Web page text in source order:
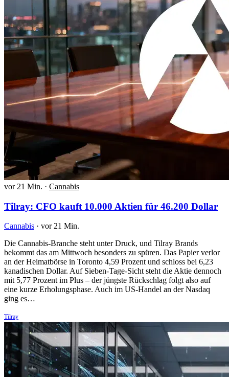
vor 21 Min. · Cannabis
Tilray: CFO kauft 10.000 Aktien für 46.200 Dollar
Cannabis · vor 21 Min.
Die Cannabis-Branche steht unter Druck, und Tilray Brands
bekommt das am Mittwoch besonders zu spüren. Das Papier verlor
an der Heimatbörse in Toronto 4,59 Prozent und schloss bei 6,23
kanadischen Dollar. Auf Sieben-Tage-Sicht steht die Aktie dennoch
mit 5,77 Prozent im Plus – der jüngste Rückschlag folgt also auf
eine kurze Erholungsphase. Auch im US-Handel an der Nasdaq
ging es…
Tilray